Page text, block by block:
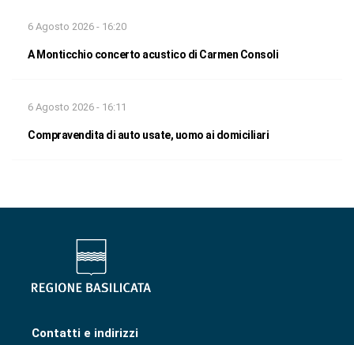
6 Agosto 2026 - 16:20
A Monticchio concerto acustico di Carmen Consoli
6 Agosto 2026 - 16:11
Compravendita di auto usate, uomo ai domiciliari
Contatti e indirizzi